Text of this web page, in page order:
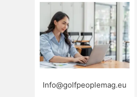
Info@golfpeoplemag.eu